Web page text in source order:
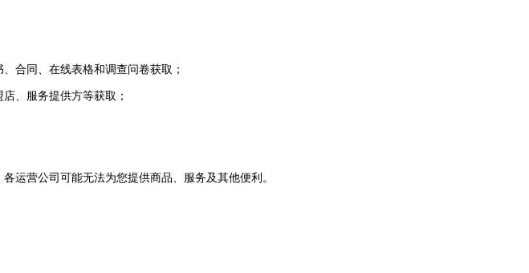
合同、在线表格和调查问卷获取；
、服务提供方等获取；
运营公司可能无法为您提供商品、服务及其他便利。